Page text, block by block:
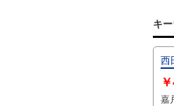
キ
西
￥
嘉戸